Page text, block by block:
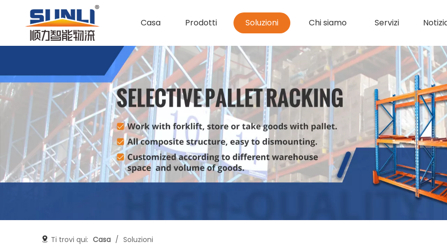
Casa Prodotti Soluzioni Chi siamo Servizi
Ti trovi qui: Casa / Soluzioni